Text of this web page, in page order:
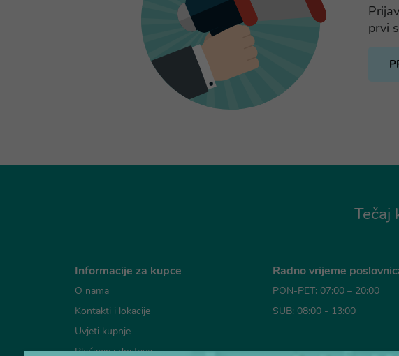
prvi
Tečaj
Informacije za kupce
O nama
Kontakti i lokacije
Uvjeti kupnje
Plaćanje i dostava
Radno vrijeme
PON-PET: 07:00 – 20:00
SUB: 08:00 - 13:00